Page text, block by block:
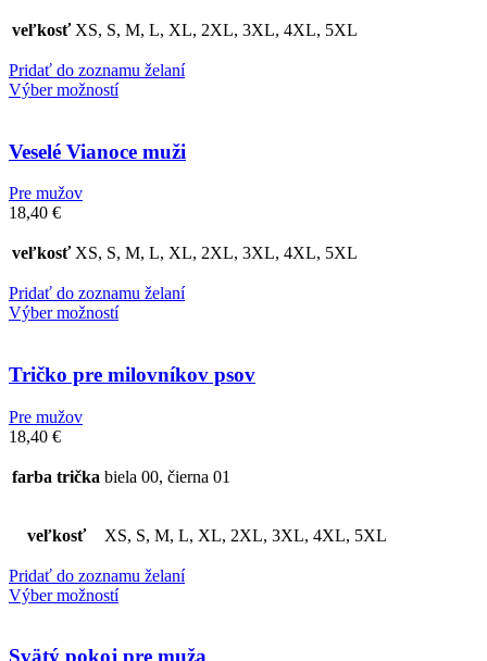
veľkosť XS, S, M, L, XL, 2XL, 3XL, 4XL, 5XL
Pridať do zoznamu želaní
Výber možností
Veselé Vianoce muži
Pre mužov
18,40 €
veľkosť XS, S, M, L, XL, 2XL, 3XL, 4XL, 5XL
Pridať do zoznamu želaní
Výber možností
Tričko pre milovníkov psov
Pre mužov
18,40 €
farba trička biela 00, čierna 01
veľkosť XS, S, M, L, XL, 2XL, 3XL, 4XL, 5XL
Pridať do zoznamu želaní
Výber možností